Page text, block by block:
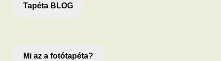
Tapéta BLOG
Mi az a fotótapéta?